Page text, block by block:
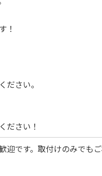
！
ださい。
ださい！
迎です。取付けのみでも